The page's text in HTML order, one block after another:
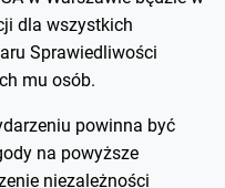
dla wszystkich
Sprawiedliwości
mu osób.
powinna być
na powyższe
niezależności